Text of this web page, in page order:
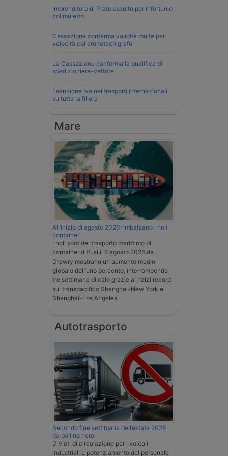
Imprenditore di Prato assolto per infortunio
col muletto
Cassazione conferma validità multe per
velocità col cronotachigrafo
La Cassazione conferma la qualifica di
spedizioniere-vettore
Esenzione Iva nei trasporti internazionali
su tutta la filiera
Mare
All’inizio di agosto 2026 rimbalzano i noli
container
I noli spot del trasporto marittimo di
container diffusi il 6 agosto 2026 da
Drewry mostrano un aumento medio
globale dell’uno percento, interrompendo
tre settimane di calo grazie ai rialzi record
sul transpacifico Shanghai-New York e
Shanghai-Los Angeles.
Autotrasporto
Secondo fine settimana dell’estate 2026
da bollino nero
Divieti di circolazione per i veicoli
industriali e potenziamento del personale